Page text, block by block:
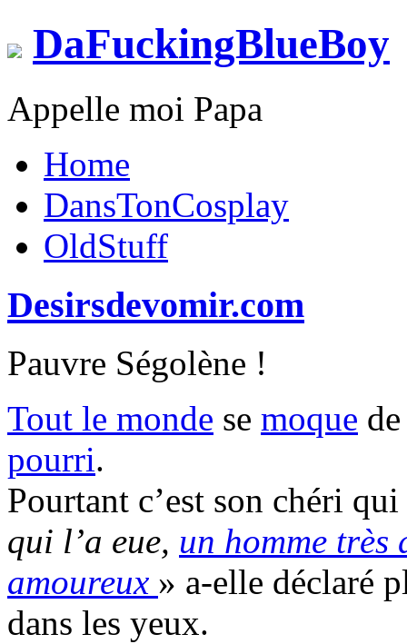
DaFuckingBlueBoy
Appelle moi Papa
Home
DansTonCosplay
OldStuff
Desirsdevomir.com
Pauvre Ségolène !
Tout le monde se moque
pourri.
Pourtant c’est son chéri
qui l’a eue, un homme très
amoureux » a-elle déclaré
dans les yeux.